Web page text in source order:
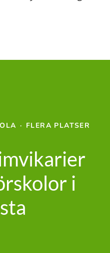
· FLERA PLATSER
i